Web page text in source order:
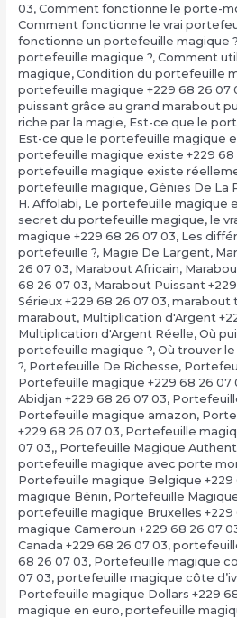
03, Comment fonctionne le porte-
Comment fonctionne le vrai
fonctionne un portefeuille magique ?
portefeuille magique ?, Comment
magique, Condition du portefeuille
portefeuille magique +229 68 26 07
puissant grâce au grand marabout
riche par la magie, Est-ce que le
Est-ce que le portefeuille magique
portefeuille magique existe +229 68
portefeuille magique existe
portefeuille magique, Génies De La
H. Affolabi, Le portefeuille magique
secret du portefeuille magique, le
magique +229 68 26 07 03, Les
portefeuille ?, Magie De Largent,
26 07 03, Marabout Africain,
68 26 07 03, Marabout Puissant
Sérieux +229 68 26 07 03, marabout
marabout, Multiplication d'Argent
Multiplication d'Argent Réelle, Où
portefeuille magique ?, Où trouver
?, Portefeuille De Richesse,
Portefeuille magique +229 68 26 07
Abidjan +229 68 26 07 03,
Portefeuille magique amazon,
+229 68 26 07 03, Portefeuille
07 03,, Portefeuille Magique
portefeuille magique avec porte
Portefeuille magique Belgique +229
magique Bénin, Portefeuille
portefeuille magique Bruxelles +229
magique Cameroun +229 68 26 07
Canada +229 68 26 07 03,
68 26 07 03, Portefeuille magique
07 03, portefeuille magique côte
Portefeuille magique Dollars +229
magique en euro, portefeuille